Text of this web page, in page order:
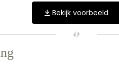
Bekijk voorbeeld